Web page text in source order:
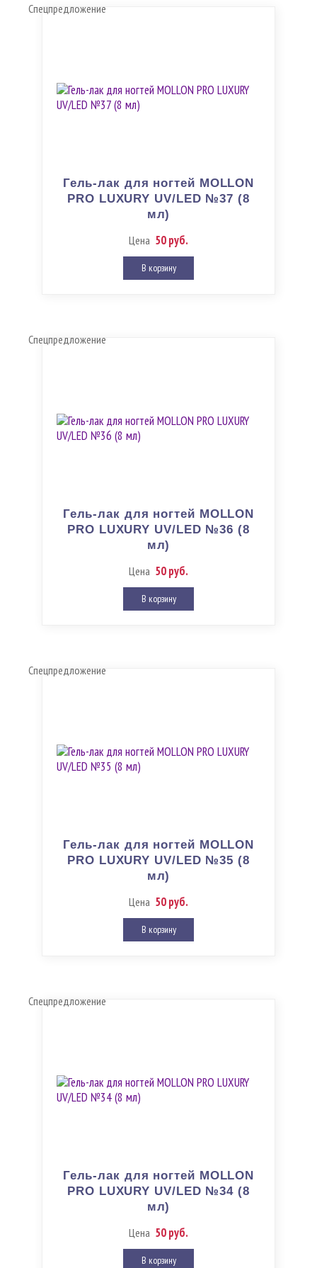
Спецпредложение
Гель-лак для ногтей MOLLON
PRO LUXURY UV/LED №37 (8
мл)
Цена 50 руб.
В корзину
Спецпредложение
Гель-лак для ногтей MOLLON
PRO LUXURY UV/LED №36 (8
мл)
Цена 50 руб.
В корзину
Спецпредложение
Гель-лак для ногтей MOLLON
PRO LUXURY UV/LED №35 (8
мл)
Цена 50 руб.
В корзину
Спецпредложение
Гель-лак для ногтей MOLLON
PRO LUXURY UV/LED №34 (8
мл)
Цена 50 руб.
В корзину